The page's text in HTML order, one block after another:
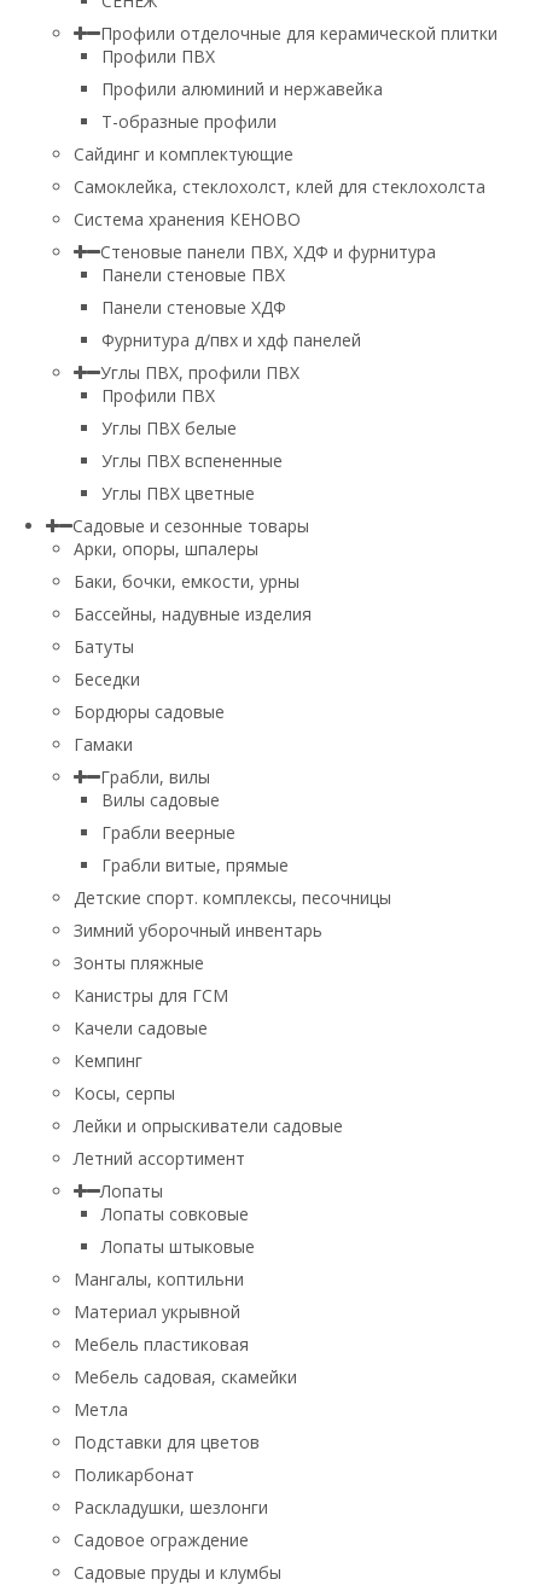
Профили отделочные для керамической плитки
Профили ПВХ
Профили алюминий и нержавейка
Т-образные профили
Сайдинг и комплектующие
Самоклейка, стеклохолст, клей для стеклохолста
Система хранения КЕНОВО
Стеновые панели ПВХ, ХДФ и фурнитура
Панели стеновые ПВХ
Панели стеновые ХДФ
Фурнитура д/пвх и хдф панелей
Углы ПВХ, профили ПВХ
Профили ПВХ
Углы ПВХ белые
Углы ПВХ вспененные
Углы ПВХ цветные
Садовые и сезонные товары
Арки, опоры, шпалеры
Баки, бочки, емкости, урны
Бассейны, надувные изделия
Батуты
Беседки
Бордюры садовые
Гамаки
Грабли, вилы
Вилы садовые
Грабли веерные
Грабли витые, прямые
Детские спорт. комплексы, песочницы
Зимний уборочный инвентарь
Зонты пляжные
Канистры для ГСМ
Качели садовые
Кемпинг
Косы, серпы
Лейки и опрыскиватели садовые
Летний ассортимент
Лопаты
Лопаты совковые
Лопаты штыковые
Мангалы, коптильни
Материал укрывной
Мебель пластиковая
Мебель садовая, скамейки
Метла
Подставки для цветов
Поликарбонат
Раскладушки, шезлонги
Садовое ограждение
Садовые пруды и клумбы